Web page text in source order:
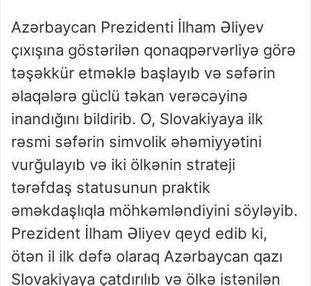
Azərbaycan Prezidenti İlham Əliyev
çıxışına göstərilən qonaqpərvərliyə görə
təşəkkür etməklə başlayıb və səfərin
əlaqələrə güclü təkan verəcəyinə
inandığını bildirib. O, Slovakiyaya ilk
rəsmi səfərin simvolik əhəmiyyətini
vurğulayıb və iki ölkənin strateji
tərəfdaş statusunun praktik
əməkdaşlıqla möhkəmləndiyini söyləyib.
Prezident İlham Əliyev qeyd edib ki,
ötən il ilk dəfə olaraq Azərbaycan qazı
Slovakiyaya çatdırılıb və ölkə istənilən